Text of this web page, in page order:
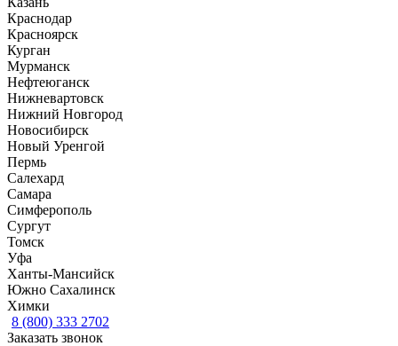
Краснодар
Красноярск
Курган
Мурманск
Нефтеюганск
Нижневартовск
Нижний Новгород
Новосибирск
Новый Уренгой
Пермь
Салехард
Самара
Симферополь
Сургут
Томск
Уфа
Ханты-Мансийск
Южно Сахалинск
Химки
8 (800) 333 2702
Заказать звонок